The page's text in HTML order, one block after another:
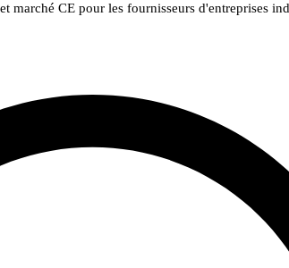
marché CE pour les fournisseurs d'entreprises